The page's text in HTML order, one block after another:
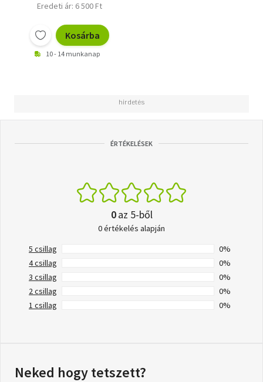
Eredeti ár: 6 500 Ft
Kosárba
10 - 14 munkanap
ÉRTÉKELÉSEK
0az 5-ből
0 értékelés alapján
5 csillag
0%
4 csillag
0%
3 csillag
0%
2 csillag
0%
1 csillag
0%
Neked hogy tetszett?